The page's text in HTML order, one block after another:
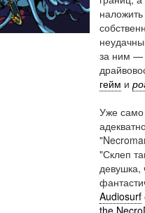
за ним —
гейм и
Уже
"Склеп
девушка,
Audiosurf